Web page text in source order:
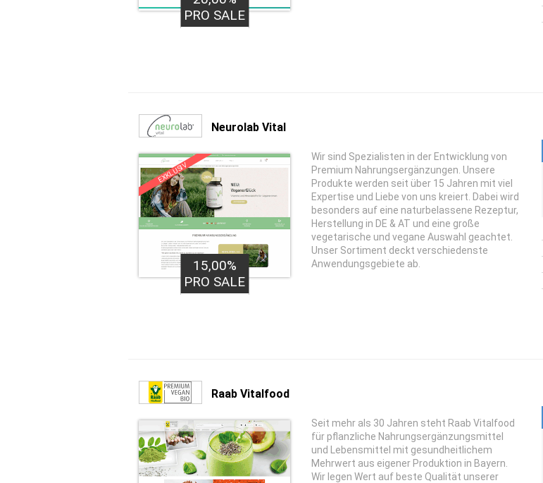
PRO SALE
Neurolab Vital
EXKLUSIV
15,00%
PRO SALE
Wir sind Spezialisten in der Entwicklung von
Premium Nahrungsergänzungen. Unsere
Produkte werden seit über 15 Jahren mit viel
Expertise und Liebe von uns kreiert. Dabei wird
besonders auf eine naturbelassene Rezeptur,
Herstellung in DE & AT und eine große
vegetarische und vegane Auswahl geachtet.
Unser Sortiment deckt verschiedenste
Anwendungsgebiete ab.
Raab Vitalfood
Seit mehr als 30 Jahren steht Raab Vitalfood
für pflanzliche Nahrungsergänzungsmittel
und Lebensmittel mit gesundheitlichem
Mehrwert aus eigener Produktion in Bayern.
Wir legen Wert auf beste Qualität unserer